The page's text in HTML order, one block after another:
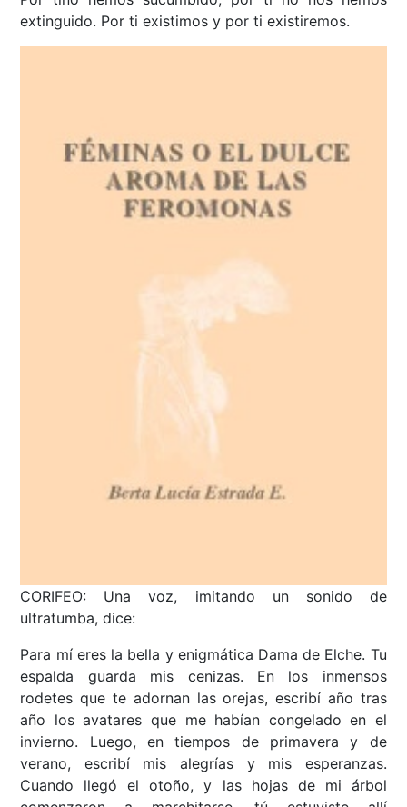
extinguido. Por ti existimos y por ti existiremos.
CORIFEO: Una voz, imitando un sonido de
ultratumba, dice:
Para mí eres la bella y enigmática Dama de Elche. Tu
espalda guarda mis cenizas. En los inmensos
rodetes que te adornan las orejas, escribí año tras
año los avatares que me habían congelado en el
invierno. Luego, en tiempos de primavera y de
verano, escribí mis alegrías y mis esperanzas.
Cuando llegó el otoño, y las hojas de mi árbol